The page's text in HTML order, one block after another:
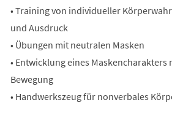
• Training von individueller
und Ausdruck
• Übungen mit neutralen Masken
• Entwicklung eines Maskencharakters
Bewegung
• Handwerkszeug für nonverbales